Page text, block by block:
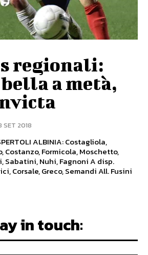
regionali:
a metà,
SET 2018
Costagliola,
Costanzo, Formicola, Moschetto,
Sabatini, Nuhi, Fagnoni A disp.
Corsale, Greco, Semandi All. Fusini
in touch: